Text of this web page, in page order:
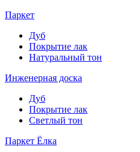
Паркет
Дуб
Покрытие лак
Натуральный тон
Инженерная доска
Дуб
Покрытие лак
Светлый тон
Паркет Ёлка